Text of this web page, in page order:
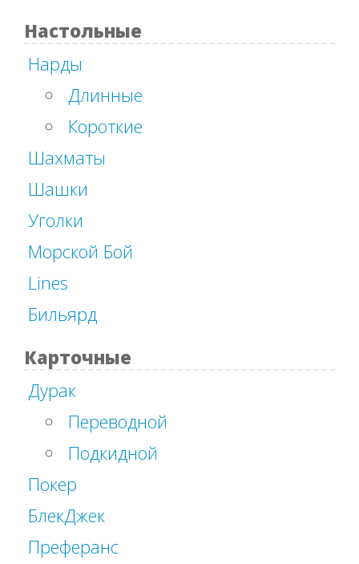
Настольные
Нарды
Длинные
Короткие
Шахматы
Шашки
Уголки
Морской Бой
Lines
Бильярд
Карточные
Дурак
Переводной
Подкидной
Покер
БлекДжек
Преферанс